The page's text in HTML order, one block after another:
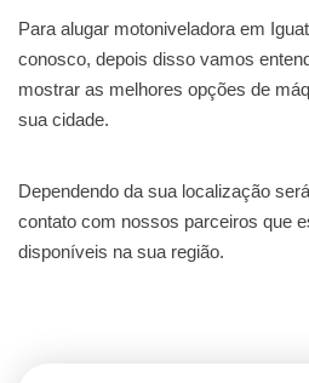
Para alugar motoniveladora em
conosco, depois disso vamos
mostrar as melhores opções de
sua cidade.
Dependendo da sua localização
contato com nossos parceiros que
disponíveis na sua região.